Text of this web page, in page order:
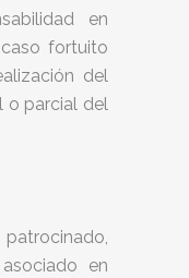
en
fortuito
del
o parcial del
en